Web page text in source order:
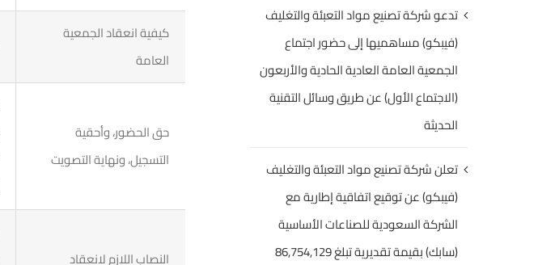
كيفية انعقاد الجمعية
العامة
حق الحضور، وأحقية
التسجيل، ونهاية التصويت
النصاب اللازم لانعقاد
تدعو شركة تصنيع مواد التعبئة والتغليف
(فيبكو) مساهميها إلى حضور اجتماع
الجمعية العامة العادية الحادية والأربعون
(الاجتماع الأول) عن طريق وسائل التقنية
الحديثة
تعلن شركة تصنيع مواد التعبئة والتغليف
(فيبكو) عن توقيع اتفاقية إطارية مع
الشركة السعودية للصناعات الأساسية
(سابك) بقيمة تقديرية تبلغ 86,754,129